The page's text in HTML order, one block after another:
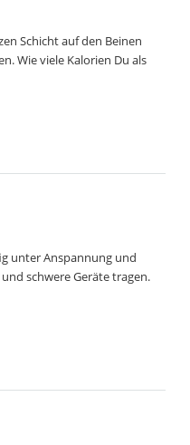
Schicht auf den Beinen
Wie viele Kalorien Du als
unter Anspannung und
schwere Geräte tragen.